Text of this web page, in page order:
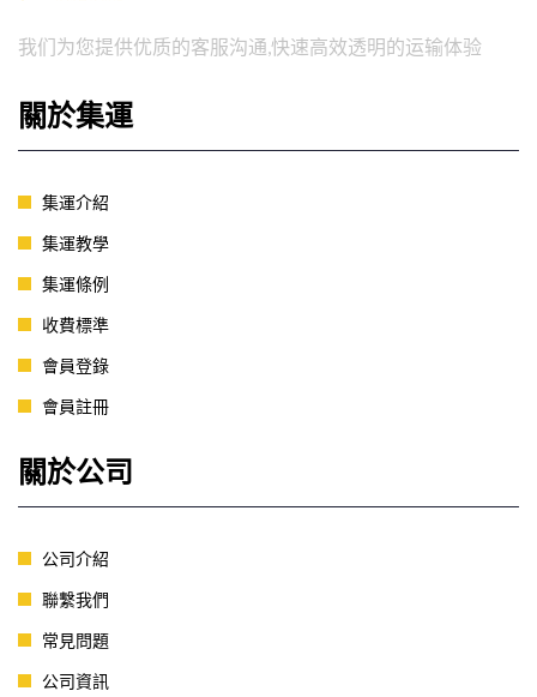
我们为您提供优质的客服沟通,快速高效透明的运输体验
關於集運
集運介紹
集運教學
集運條例
收費標準
會員登錄
會員註冊
關於公司
公司介紹
聯繫我們
常見問題
公司資訊